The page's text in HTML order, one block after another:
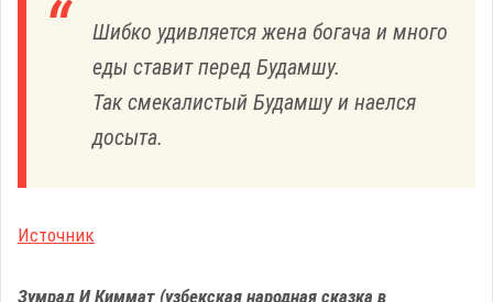
Шибко удивляется жена богача и много
еды ставит перед Будамшу.
Так смекалистый Будамшу и наелся
досыта.
Источник
Зумрад И Киммат (узбекская народная сказка в